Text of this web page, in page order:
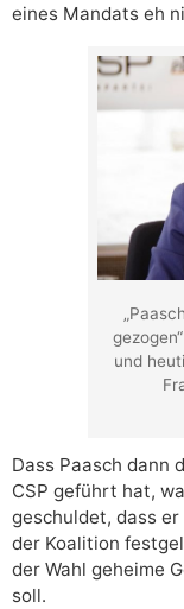
eines Mandats eh
und
Dass Paasch dann
CSP geführt hat,
geschuldet, dass
der Koalition
der Wahl geheime
soll.